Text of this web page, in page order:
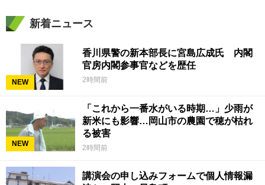
新着ニュース
NEW
香川県警の新本部長に宮島広成氏 内閣
官房内閣参事官などを歴任
2時間前
NEW
「これから一番水がいる時期…」少雨が
新米にも影響…岡山市の農園で穂が枯れ
る被害
2時間前
講演会の申し込みフォームで個人情報漏